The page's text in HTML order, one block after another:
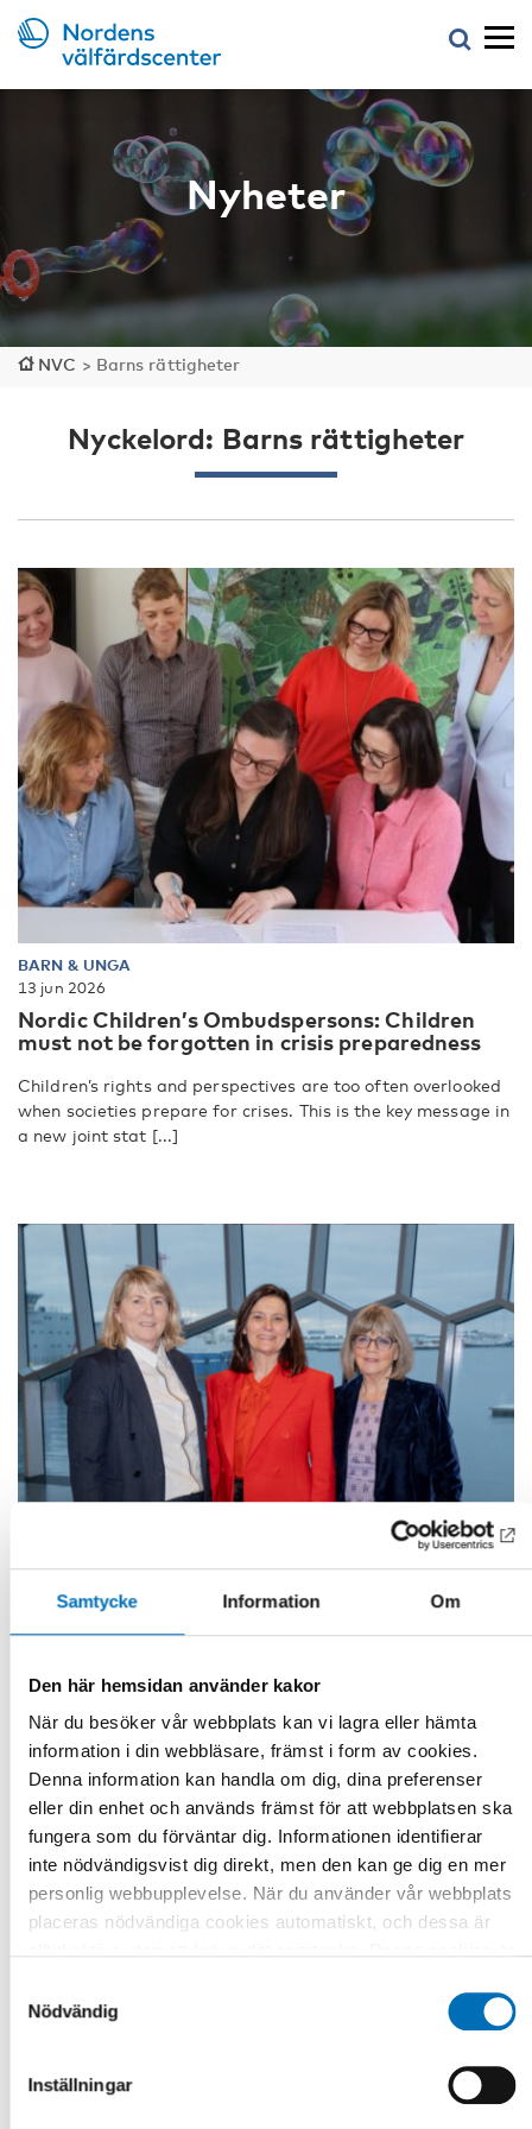
Samtycke Information Om
Den här hemsidan använder kakor
När du besöker vår webbplats kan vi lagra eller hämta
information i din webbläsare, främst i form av cookies.
Denna information kan handla om dig, dina preferenser
eller din enhet och används främst för att webbplatsen ska
fungera som du förväntar dig. Informationen identifierar
inte nödvändigsvist dig direkt, men den kan ge dig en mer
personlig webbupplevelse. När du använder vår webbplats
placeras nödvändiga cookies automatiskt, och dessa är
dess funktioner. Vi respekterar din integritet, och du kan
välja vilka ytterligare cookies (statistiska, preferens,
marknadsföring och oklassificerade) du vill acceptera.
Klicka på de olika kategorirubrikerna för att ta reda på mer
Nödvändig
Inställningar
Nyheter
NVC > Barns rättigheter
Nyckelord: Barns rättigheter
BARN & UNGA
13 jun 2026
Nordic Children’s Ombudspersons: Children
must not be forgotten in crisis preparedness
Children’s rights and perspectives are too often overlooked
when societies prepare for crises. This is the key message in
a new joint stat [...]
20 feb 2025
30th anniversary for the Ombudsman for
Children in Iceland
This year marks the 30th anniversary of the Ombudsman for
Children in Iceland. The role of the Ombudsman for Children
in most of the Nordic [...]